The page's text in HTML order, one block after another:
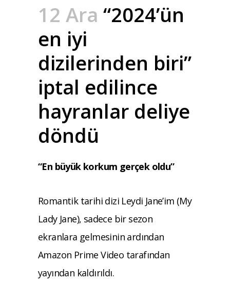
12 Ara “2024’ün
en iyi
dizilerinden biri”
iptal edilince
hayranlar deliye
döndü
“En büyük korkum gerçek oldu”
Romantik tarihi dizi Leydi Jane’im (My
Lady Jane), sadece bir sezon
ekranlara gelmesinin ardından
Amazon Prime Video tarafından
yayından kaldırıldı.